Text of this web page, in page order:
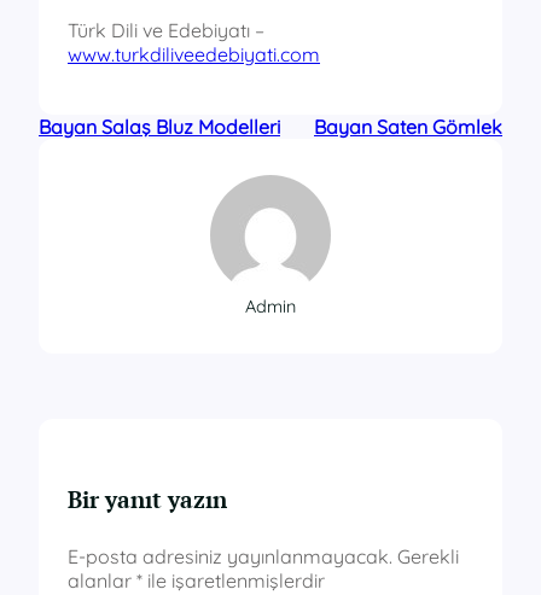
Türk Dili ve Edebiyatı –
www.turkdiliveedebiyati.com
Bayan Salaş Bluz Modelleri Bayan Saten Gömlek
Admin
Bir yanıt yazın
E-posta adresiniz yayınlanmayacak. Gerekli
alanlar * ile işaretlenmişlerdir